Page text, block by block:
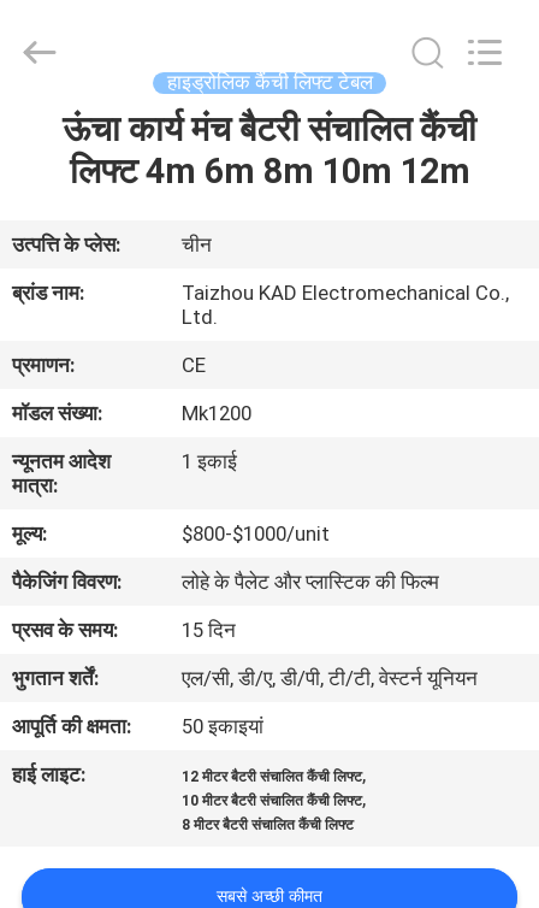
वीडियो
हमारे
बारे
में
कारखाना
भ्रमण
गुणवत्ता
नियंत्रण
संपर्क
समाचार
Machinery
Co.,Ltd.
हाइड्रोलिक कैंची लिफ्ट टेबल
ऊंचा कार्य मंच बैटरी संचालित कैंची
लिफ्ट 4m 6m 8m 10m 12m
उत्पत्ति के प्लेस:
चीन
ब्रांड नाम:
Taizhou KAD Electromechanical Co.,
Ltd.
प्रमाणन:
CE
मॉडल संख्या:
Mk1200
न्यूनतम आदेश
मात्रा:
1 इकाई
मूल्य:
$800-$1000/unit
पैकेजिंग विवरण:
लोहे के पैलेट और प्लास्टिक की फिल्म
प्रसव के समय:
15 दिन
भुगतान शर्तें:
एल/सी, डी/ए, डी/पी, टी/टी, वेस्टर्न यूनियन
आपूर्ति की क्षमता:
50 इकाइयां
हाई लाइट:
12 मीटर बैटरी संचालित कैंची लिफ्ट,
10 मीटर बैटरी संचालित कैंची लिफ्ट,
8 मीटर बैटरी संचालित कैंची लिफ्ट
सबसे अच्छी कीमत